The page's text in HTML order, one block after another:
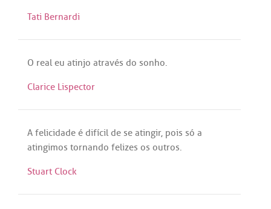
Tati Bernardi
O real eu atinjo através do sonho.
Clarice Lispector
A felicidade é difícil de se atingir, pois só a
atingimos tornando felizes os outros.
Stuart Clock